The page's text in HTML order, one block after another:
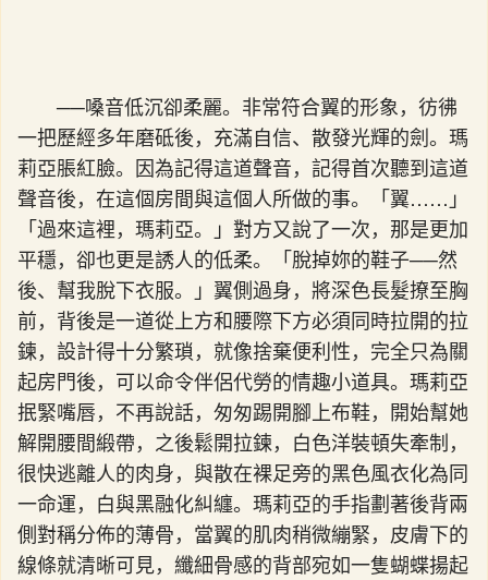
──嗓音低沉卻柔麗。非常符合翼的形象，彷彿
一把歷經多年磨砥後，充滿自信、散發光輝的劍。瑪
莉亞脹紅臉。因為記得這道聲音，記得首次聽到這道
聲音後，在這個房間與這個人所做的事。「翼……」
「過來這裡，瑪莉亞。」對方又說了一次，那是更加
平穩，卻也更是誘人的低柔。「脫掉妳的鞋子──然
後、幫我脫下衣服。」翼側過身，將深色長髮撩至胸
前，背後是一道從上方和腰際下方必須同時拉開的拉
鍊，設計得十分繁瑣，就像捨棄便利性，完全只為關
起房門後，可以命令伴侶代勞的情趣小道具。瑪莉亞
抿緊嘴唇，不再說話，匆匆踢開腳上布鞋，開始幫她
解開腰間緞帶，之後鬆開拉鍊，白色洋裝頓失牽制，
很快逃離人的肉身，與散在裸足旁的黑色風衣化為同
一命運，白與黑融化糾纏。瑪莉亞的手指劃著後背兩
側對稱分佈的薄骨，當翼的肌肉稍微繃緊，皮膚下的
線條就清晰可見，纖細骨感的背部宛如一隻蝴蝶揚起